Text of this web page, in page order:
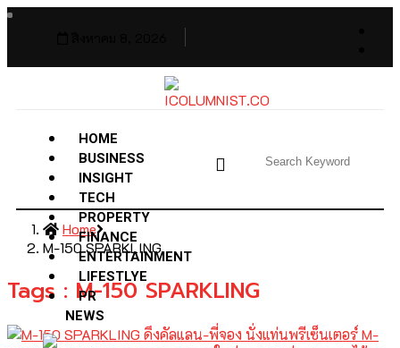
HOME
BUSINESS
INSIGHT
TECH
PROPERTY
FINANCE
ENTERTAINMENT
LIFESTLYE
PR
NEWS
Home
M-150 SPARKLING
Tags : M-150 SPARKLING